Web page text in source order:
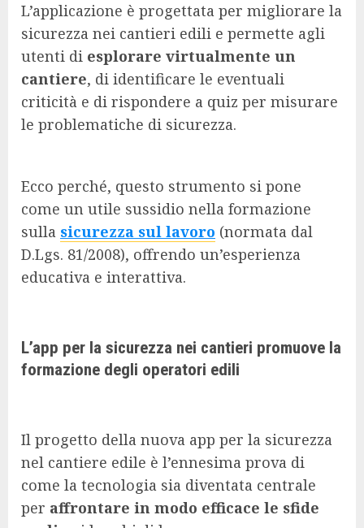
L’applicazione è progettata per migliorare la
sicurezza nei cantieri edili e permette agli
utenti di esplorare virtualmente un
cantiere, di identificare le eventuali
criticità e di rispondere a quiz per misurare
le problematiche di sicurezza.
Ecco perché, questo strumento si pone
come un utile sussidio nella formazione
sulla sicurezza sul lavoro (normata dal
D.Lgs. 81/2008), offrendo un’esperienza
educativa e interattiva.
L’app per la sicurezza nei cantieri promuove la
formazione degli operatori edili
Il progetto della nuova app per la sicurezza
nel cantiere edile è l’ennesima prova di
come la tecnologia sia diventata centrale
per affrontare in modo efficace le sfide